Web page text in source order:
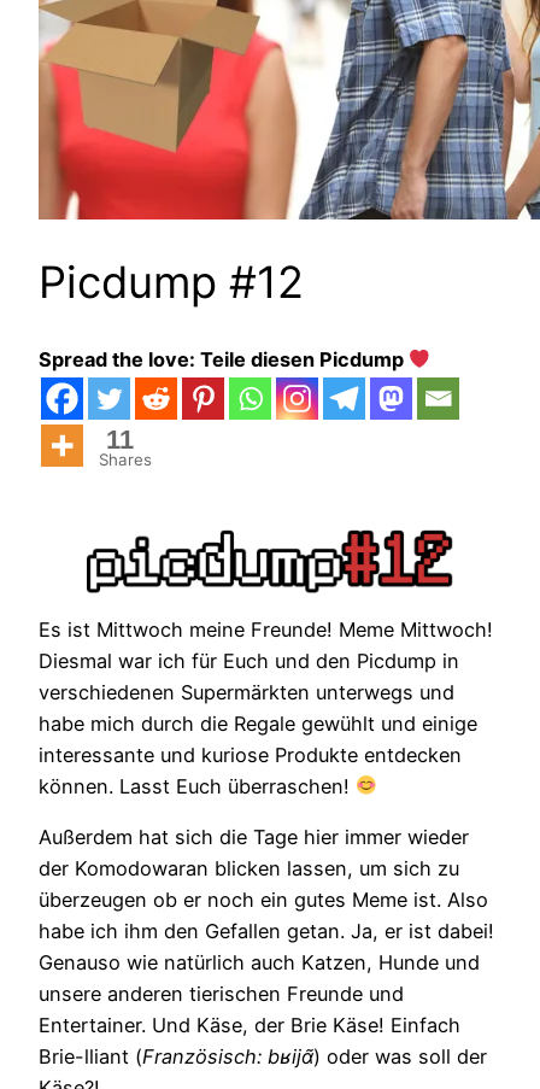
Picdump #12
Spread the love: Teile diesen Picdump
11
Shares
Es ist Mittwoch meine Freunde! Meme Mittwoch!
Diesmal war ich für Euch und den Picdump in
verschiedenen Supermärkten unterwegs und
habe mich durch die Regale gewühlt und einige
interessante und kuriose Produkte entdecken
können. Lasst Euch überraschen!
Außerdem hat sich die Tage hier immer wieder
der Komodowaran blicken lassen, um sich zu
überzeugen ob er noch ein gutes Meme ist. Also
habe ich ihm den Gefallen getan. Ja, er ist dabei!
Genauso wie natürlich auch Katzen, Hunde und
unsere anderen tierischen Freunde und
Entertainer. Und Käse, der Brie Käse! Einfach
Brie-lliant (Französisch: bʁijɑ̃) oder was soll der